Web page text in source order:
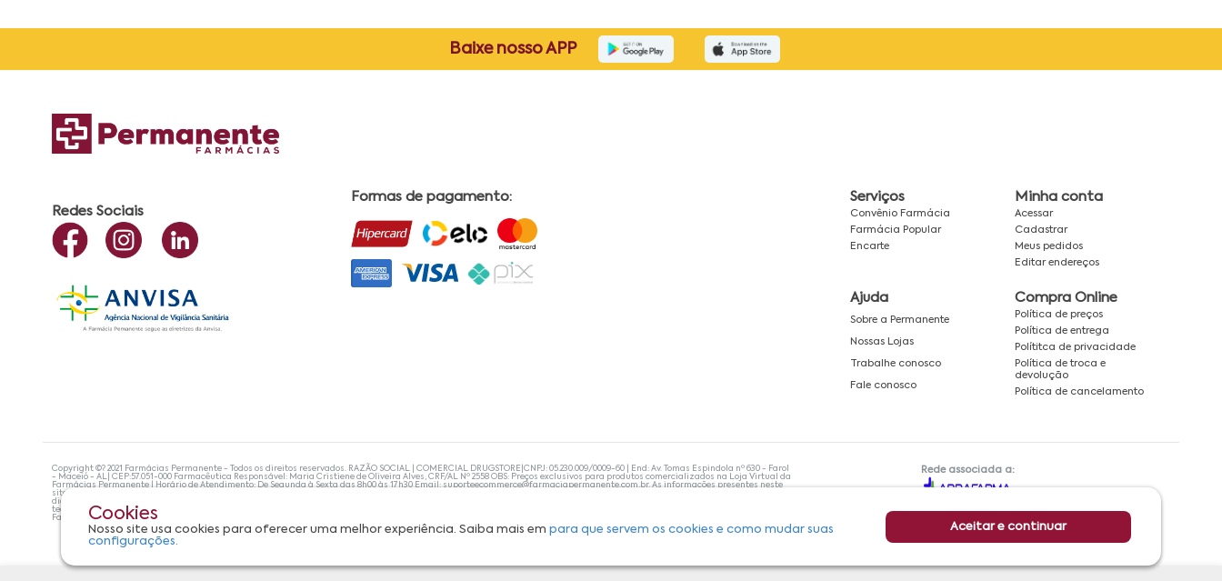
Cookies
Nosso site usa cookies para oferecer uma melhor experiência. Saiba mais empara que servem os cookies e como mudar suas
configurações.
Aceitar e continuar
Baixe nosso APP
Redes Sociais
Formas de pagamento: Serviços
Convênio Farmácia
Farmácia Popular
Encarte
Minha conta
Acessar
Cadastrar
Meus pedidos
Editar endereços
Ajuda
Sobre a Permanente
Nossas Lojas
Trabalhe conosco
Fale conosco
Compra Online
Política de preços
Política de entrega
Polítitca de privacidade
Política de troca e
devolução
Política de cancelamento
Copyright ©? 2021 Farmácias Permanente - Todos os direitos reservados. RAZÃO SOCIAL | COMERCIAL DRUGSTORE|CNPJ: 05.230.009/0009-60 | End: Av. Tomas Espindola nº 630 - Farol
- Maceió - AL| CEP:57.051-000 Farmacêutica Responsável: Maria Cristiene de Oliveira Alves, CRF/AL Nº 2558 OBS: Preços exclusivos para produtos comercializados na Loja Virtual da
Farmácias Permanente | Horário de Atendimento: De Segunda à Sexta das 8h00 às 17h30 Email: suporteecommerce@farmaciapermanente.com.br. As informações presentes neste
site não devem ser utilizadas para automedicação e, de forma alguma, substituem as orientações de um profissional da área médica. Apenas o médico está capacitado para
diagnosticar problemas de saúde e prescrever o tratamento adequado. Se os sintomas persistirem, um médico deve ser consultado. A Farmácia Permanente trabalha com as
tecnologias mais avançadas de proteção de dados, para que você possa realizar suas compras com tranquilidade. A privacidade e a segurança dos clientes são compromissos da
Farmácias Permanente. Todos os pedidos efetuados estão sujeitos à confirmação da disponibilidade de produto em nosso estoque.
Rede associada a: